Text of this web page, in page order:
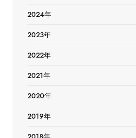
2024年
2023年
2022年
2021年
2020年
2019年